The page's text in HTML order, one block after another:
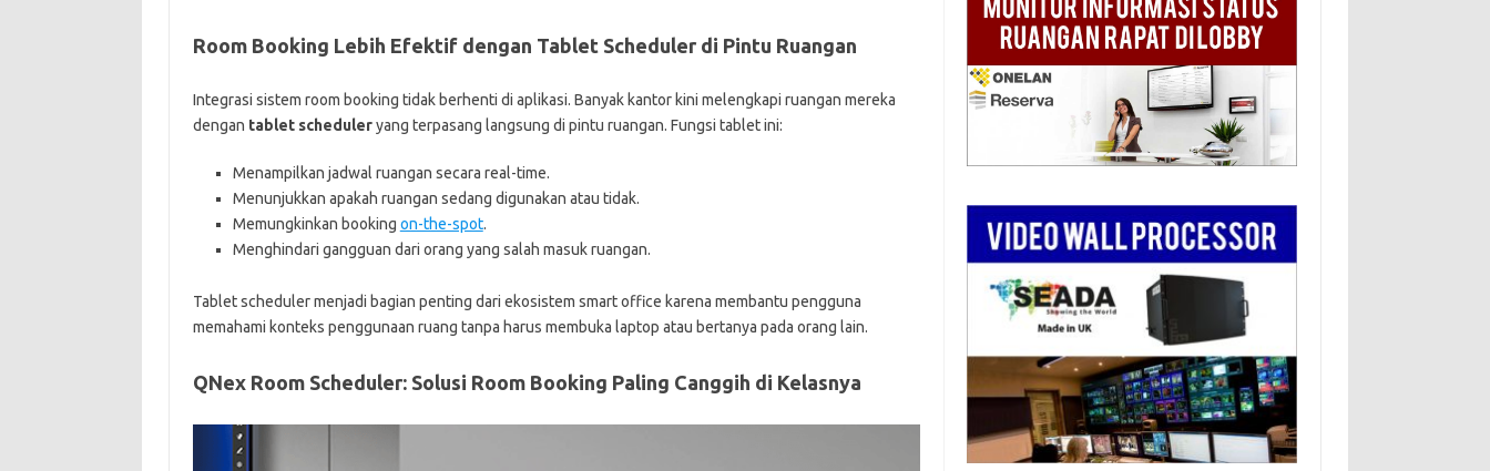
Room Booking Lebih Efektif dengan Tablet Scheduler di Pintu Ruangan
Integrasi sistem room booking tidak berhenti di aplikasi. Banyak kantor kini melengkapi ruangan mereka
dengan tablet scheduleryang terpasang langsung di pintu ruangan. Fungsi tablet ini:
Menampilkan jadwal ruangan secara real-time.
Menunjukkan apakah ruangan sedang digunakan atau tidak.
Memungkinkan booking on-the-spot.
Menghindari gangguan dari orang yang salah masuk ruangan.
Tablet scheduler menjadi bagian penting dari ekosistem smart office karena membantu pengguna
memahami konteks penggunaan ruang tanpa harus membuka laptop atau bertanya pada orang lain.
QNex Room Scheduler: Solusi Room Booking Paling Canggih di Kelasnya